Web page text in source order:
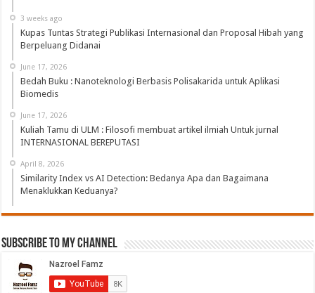
3 weeks ago
Kupas Tuntas Strategi Publikasi Internasional dan Proposal Hibah yang
Berpeluang Didanai
June 17, 2026
Bedah Buku : Nanoteknologi Berbasis Polisakarida untuk Aplikasi
Biomedis
June 17, 2026
Kuliah Tamu di ULM : Filosofi membuat artikel ilmiah Untuk jurnal
INTERNASIONAL BEREPUTASI
April 8, 2026
Similarity Index vs AI Detection: Bedanya Apa dan Bagaimana
Menaklukkan Keduanya?
Subscribe to My Channel